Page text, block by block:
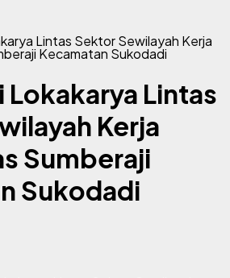
Lintas Sektor Sewilayah Kerja
Kecamatan Sukodadi
Lokakarya Lintas
Kerja
Sumberaji
Sukodadi